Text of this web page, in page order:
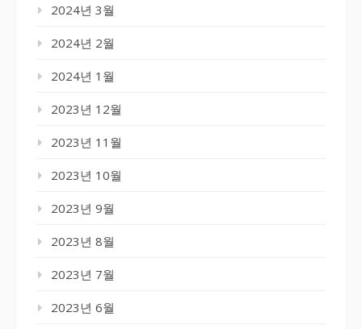
2024년 3월
2024년 2월
2024년 1월
2023년 12월
2023년 11월
2023년 10월
2023년 9월
2023년 8월
2023년 7월
2023년 6월